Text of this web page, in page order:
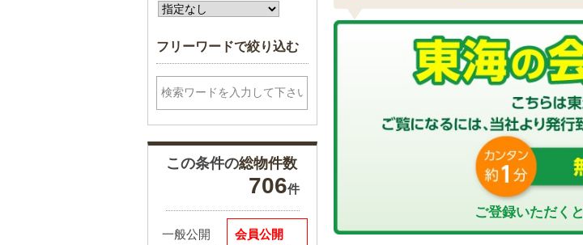
ご登録いただくと
フリーワードで絞り込む
この条件の総物件数
706件
会員公開
一般公開